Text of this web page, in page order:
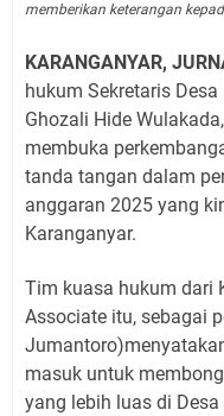
memberikan keterangan
KARANGANYAR,
hukum Sekretaris
Ghozali Hide
membuka
tanda tangan dalam
anggaran 2025 yang
Karanganyar.
Tim kuasa hukum dari
Associate itu, sebagai
masuk untuk
yang lebih luas di